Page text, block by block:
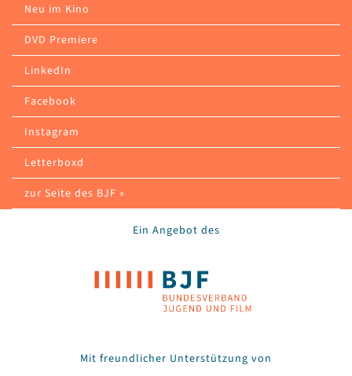
Neu im Kino
DVD Premiere
LinkedIn
Facebook
Instagram
Letterboxd
zur Seite des BJF »
Ein Angebot des
Mit freundlicher Unterstützung von